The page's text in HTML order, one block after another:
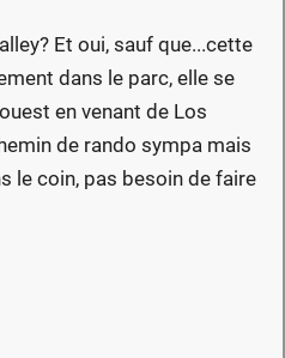
Et oui, sauf que...cette
dans le parc, elle se
en venant de Los
de rando sympa mais
le coin, pas besoin de faire